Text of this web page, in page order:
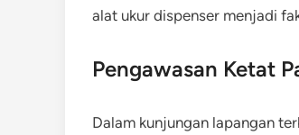
alat ukur dispenser menjadi
Pengawasan Ketat
Dalam kunjungan lapangan